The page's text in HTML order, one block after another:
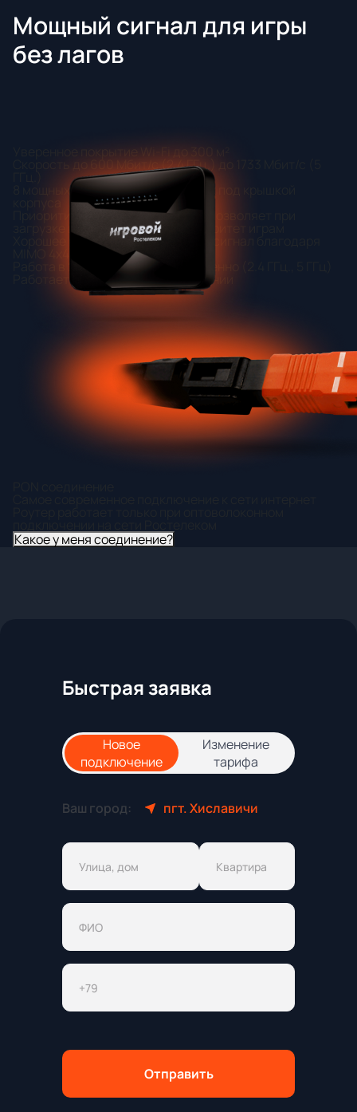
Мощный сигнал для игры
без лагов
Уверенное покрытие Wi-Fi до 300 м²
Скорость до 600 Мбит/с (2.4 ГГц.) до 1733 Мбит/с (5
8 мощных антенн, расположенных под крышкой
Приоритизация популярных игр, позволяет при
загрузке вашей сети отдать приоритет играм
Хорошее покрытие и стабильный сигнал благодаря
MIMO 4x4 в 2 диапазонах
Работа в 2 диапазонах одновременно (2.4 ГГц., 5 ГГц)
Работает только на PON соединении
Какое у меня соединение?
Быстрая заявка
Новое
подключение
Изменение
тарифа
Ваш город: пгт. Хиславичи
Отправить